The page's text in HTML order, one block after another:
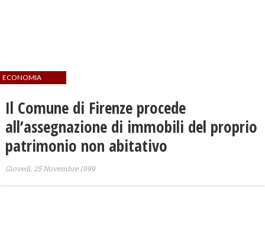
ECONOMIA
Il Comune di Firenze procede
all’assegnazione di immobili del proprio
patrimonio non abitativo
Giovedì, 25 Novembre 1999